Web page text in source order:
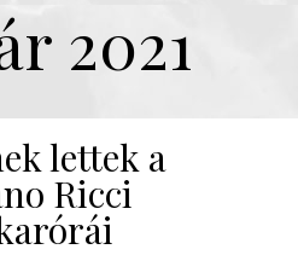
2021
lettek a
Ricci